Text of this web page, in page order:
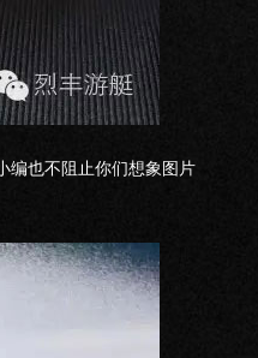
编也不阻止你们想象图片